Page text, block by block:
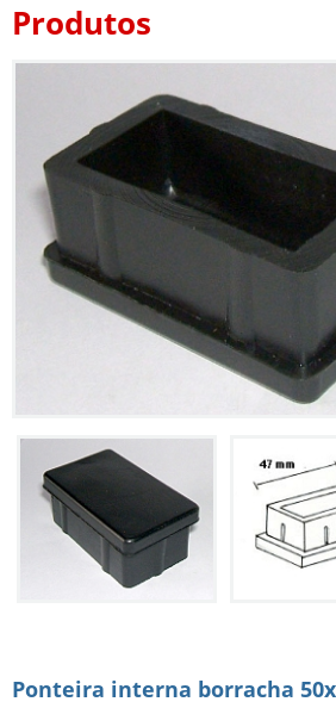
Produtos
Ponteira interna borracha